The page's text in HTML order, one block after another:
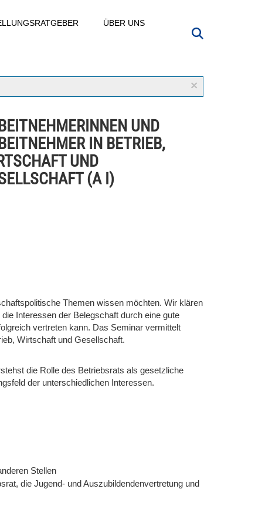
ÜBER UNS
×
UND
IN BETRIEB,
UND
(A I)
Themen wissen möchten. Wir klären
Interessen der Belegschaft durch eine gute
vertreten kann. Das Seminar vermittelt
Wirtschaft und Gesellschaft.
die Rolle des Betriebsrats als gesetzliche
der unterschiedlichen Interessen.
Stellen
die Jugend- und Auszubildendenvertretung und